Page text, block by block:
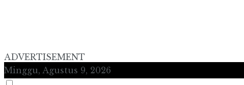
ADVERTISEMENT
Minggu, Agustus 9, 2026